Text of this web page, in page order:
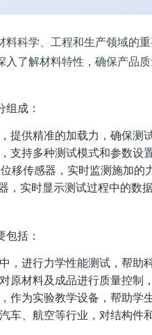
科学、工程和生产领域的
了解材料特性，确保产品质
成：
提供精准的加载力，确保测
支持多种测试模式和参数设
移传感器，实时监测施加的
，实时显示测试过程中的数
括：
，进行力学性能测试，帮助
原材料及成品进行质量控制
作为实验教学设备，帮助学
车、航空等行业，对结构件